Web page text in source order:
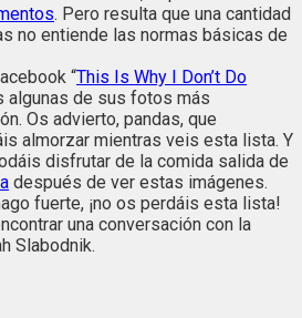
. Pero resulta que una cantidad
no entiende las normas básicas de
“This Is Why I Don’t Do
algunas de sus fotos más
Os advierto, pandas, que
almorzar mientras veis esta lista. Y
disfrutar de la comida salida de
después de ver estas imágenes.
fuerte, ¡no os perdáis esta lista!
una conversación con la
Slabodnik.